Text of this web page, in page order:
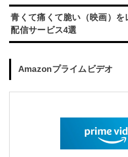
青くて痛くて脆い（映画）
配信サービス4選
Amazonプライムビデオ